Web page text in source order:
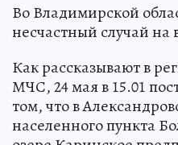
Во Владимирской
несчастный случай на
Как рассказывают в
МЧС, 24 мая в 15.01
том, что в
населенного пункта